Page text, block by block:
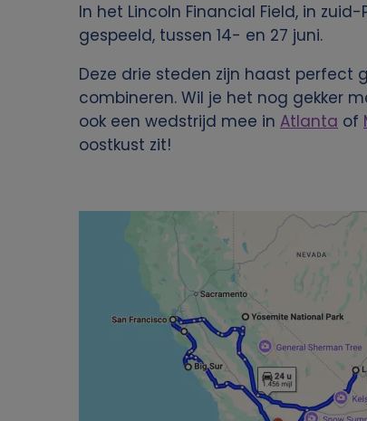
In het Lincoln Financial Field, in
gespeeld, tussen 14- en 27 juni.
Deze drie steden zijn haast perfect
combineren. Wil je het nog gekker
ook een wedstrijd mee in Atlanta of
oostkust zit!
j
k
e
g
e
v
e